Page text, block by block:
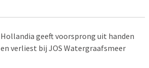
Hollandia geeft voorsprong uit handen
en verliest bij JOS Watergraafsmeer